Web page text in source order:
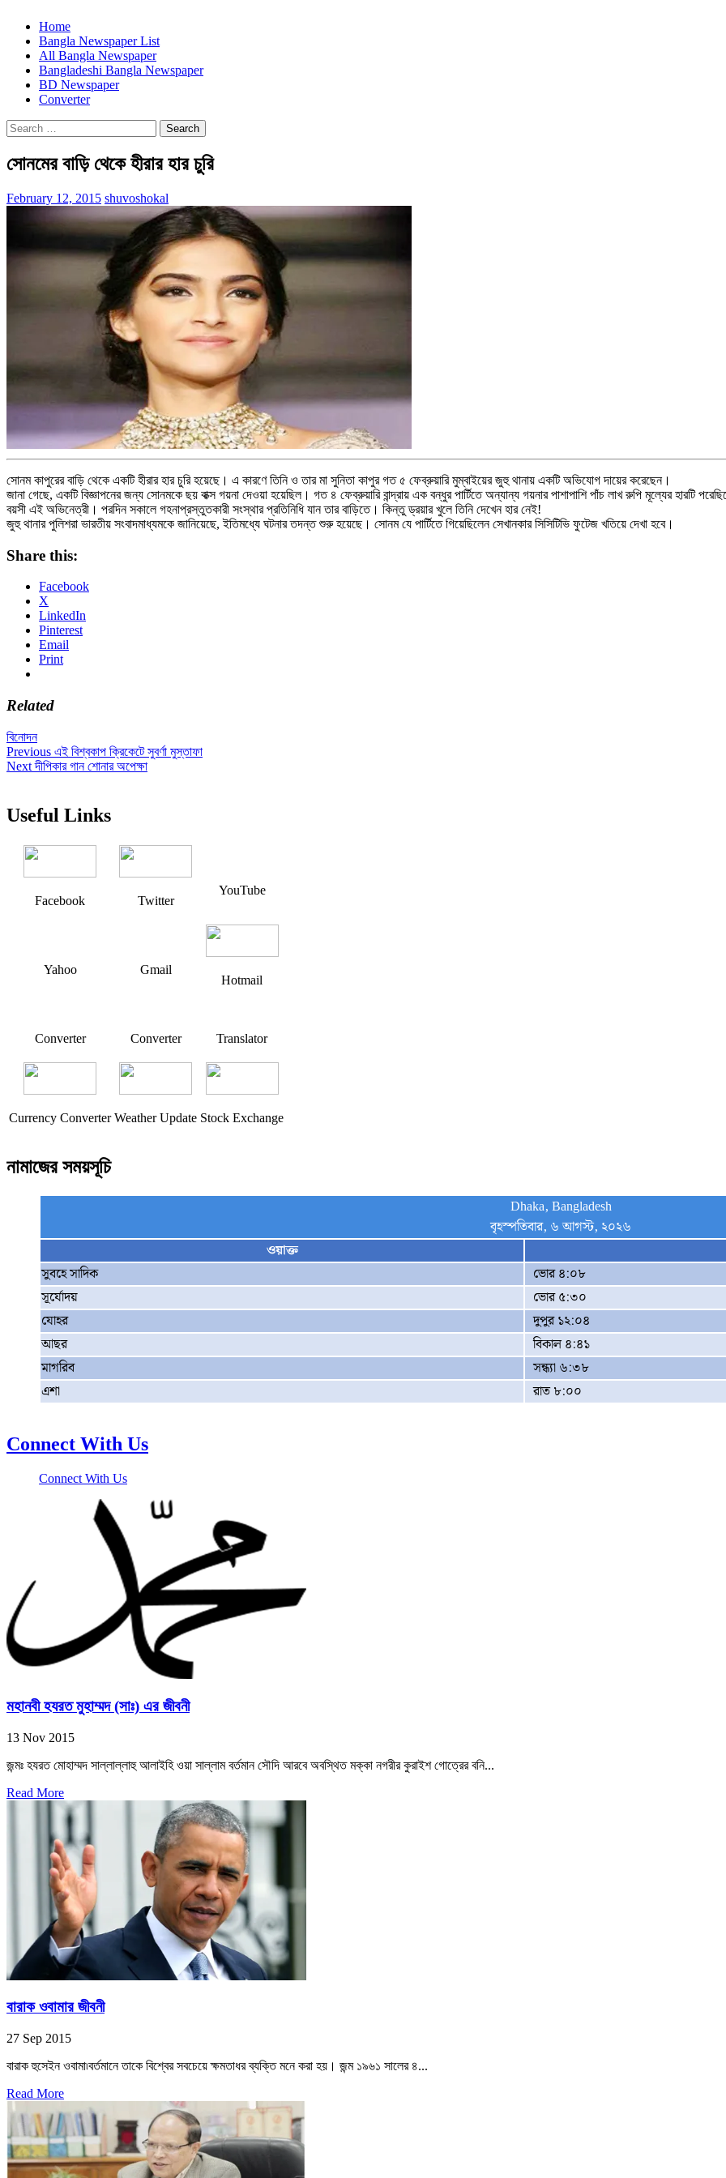
Home
Bangla Newspaper List
All Bangla Newspaper
Bangladeshi Bangla Newspaper
BD Newspaper
Converter
Search
for:
সোনমের বাড়ি থেকে হীরার হার চুরি
February 12, 2015 shuvoshokal
সোনম কাপুরের বাড়ি থেকে একটি হীরার হার চুরি হয়েছে। এ কারণে তিনি ও তার মা সুনিতা কাপুর গত ৫ ফেব্রুয়ারি মুম্বাইয়ের জুহু থানায় একটি অভিযোগ দায়ের করেছেন।
জানা গেছে, একটি বিজ্ঞাপনের জন্য সোনমকে ছয় বাক্স গয়না দেওয়া হয়েছিল। গত ৪ ফেব্রুয়ারি বান্দ্রায় এক বন্ধুর পার্টিতে অন্যান্য গয়নার পাশাপাশি পাঁচ লাখ রুপি মূল্যের হারটি
বয়সী এই অভিনেত্রী। পরদিন সকালে গহনাপ্রস্তুতকারী সংস্থার প্রতিনিধি যান তার বাড়িতে। কিন্তু ড্রয়ার খুলে তিনি দেখেন হার নেই!
জুহু থানার পুলিশরা ভারতীয় সংবাদমাধ্যমকে জানিয়েছে, ইতিমধ্যে ঘটনার তদন্ত শুরু হয়েছে। সোনম যে পার্টিতে গিয়েছিলেন সেখানকার সিসিটিভি ফুটেজ খতিয়ে দেখা হবে।
Share this:
Facebook
X
LinkedIn
Pinterest
Email
Print
Related
বিনোদন
Post
navigation
Previous Previous
post:
এই বিশ্বকাপ ক্রিকেটে সুবর্ণা মুস্তাফা
NextNext
দীপিকার গান শোনার অপেক্ষা
Useful Links
Facebook Twitter
YouTube
Yahoo Gmail
Hotmail
Converter Converter Translator
Currency Converter Weather Update Stock Exchange
নামাজের সময়সূচি
Dhaka, Bangladesh
বৃহস্পতিবার, ৬ আগস্ট, ২০২৬
ওয়াক্ত
সুবহে সাদিক
ভোর ৪:০৮
সূর্যোদয়
ভোর ৫:৩০
যোহর
দুপুর ১২:০৪
আছর
বিকাল ৪:৪১
মাগরিব
সন্ধ্যা ৬:৩৮
এশা
রাত ৮:০০
Connect With Us
Connect With Us
মহানবী হযরত মুহাম্মদ (সাঃ) এর জীবনী
13 Nov 2015
জন্মঃ হযরত মোহাম্মদ সাল্লাল্লাহু আলাইহি ওয়া সাল্লাম বর্তমান সৌদি আরবে অবস্থিত মক্কা নগরীর কুরাইশ গোত্রের বনি...
Read More
বারাক ওবামার জীবনী
27 Sep 2015
বারাক হুসেইন ওবামা৷বর্তমানে তাকে বিশ্বের সবচেয়ে ক্ষমতাধর ব্যক্তি মনে করা হয়। জন্ম ১৯৬১ সালের ৪...
Read More